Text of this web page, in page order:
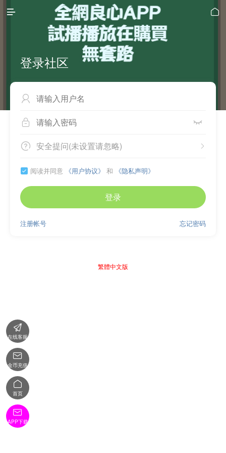
 
登录社区

 
 
安全提问(未设置请忽略)
 阅读并同意 《用户协议》 和 《隐私声明》
登录
忘记密码
注册帐号
繁體中文版

在线客服

金币充值

首页

APP下载